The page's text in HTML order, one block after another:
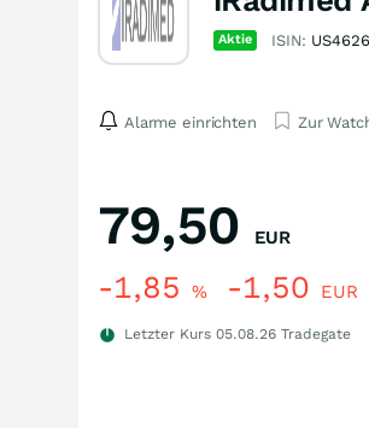
Aktie ISIN:
Alarme einrichten Zur
79,50 EUR
-1,85 % -1,50 EUR
Letzter Kurs 05.08.26 Tradegate